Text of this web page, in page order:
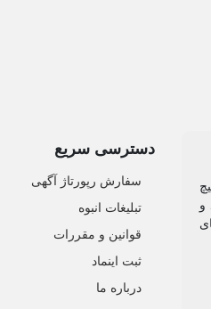
و
دسترسی سریع
سفارش رپورتاژ آگهی
تبلیغات انبوه
قوانین و مقررات
ثبت اینماد
درباره ما